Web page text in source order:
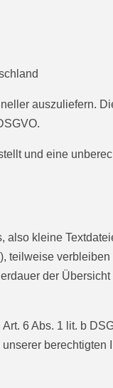
auszuliefern.
und eine
kleine
teilweise
der
6 Abs. 1 lit. b
berechtigten